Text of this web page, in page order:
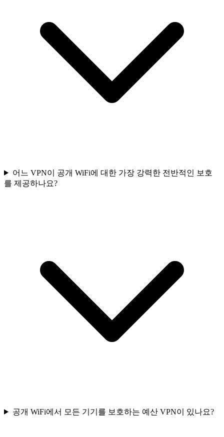
어느 VPN이 공개 WiFi에 대한 가장 강력한 전반적인 보호
를 제공하나요?
공개 WiFi에서 모든 기기를 보호하는 예산 VPN이 있나요?